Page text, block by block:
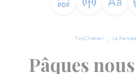
TopChrétien La
Pâques